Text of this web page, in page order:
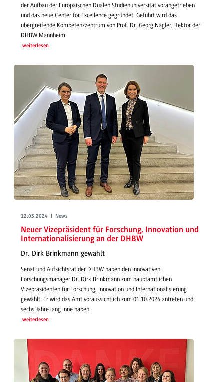
der Aufbau der Europäischen Dualen Studienuniversität vorangetrieben
und das neue Center for Excellence gegründet. Geführt wird das
übergreifende Kompetenzzentrum von Prof. Dr. Georg Nagler, Rektor der
DHBW Mannheim.
weiterlesen
12.03.2024 | News
Neuer Vizepräsident für Forschung, Innovation und
Internationalisierung an der DHBW
Dr. Dirk Brinkmann gewählt
Senat und Aufsichtsrat der DHBW haben den innovativen
Forschungsmanager Dr. Dirk Brinkmann zum hauptamtlichen
Vizepräsidenten für Forschung, Innovation und Internationalisierung
gewählt. Er wird das Amt voraussichtlich zum 01.10.2024 antreten und
sechs Jahre lang inne haben.
weiterlesen